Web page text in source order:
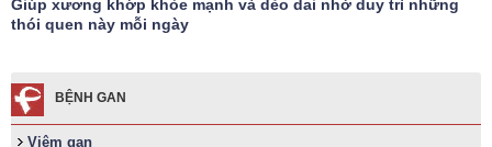
Giúp xương khớp khỏe mạnh và dẻo dai nhờ duy trì những
thói quen này mỗi ngày
BỆNH GAN
Viêm gan